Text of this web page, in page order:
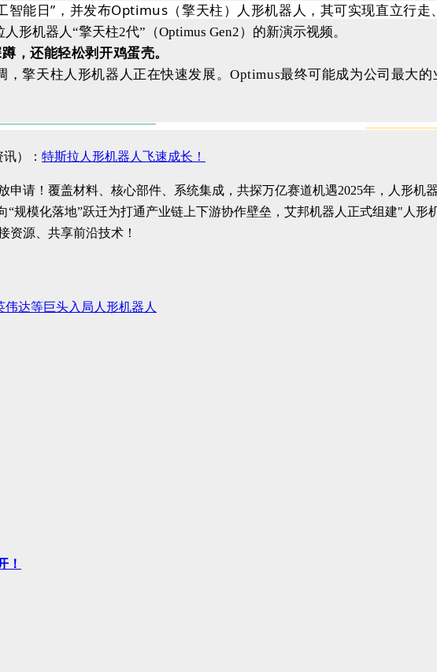
能日”，并发布Optimus（擎天柱）人形机器人，其可实现直立行
形机器人“擎天柱2代”（Optimus Gen2）的新演示视频。
，还能轻松剥开鸡蛋壳。
，擎天柱人形机器人正在快速发展。Optimus最终可能成为公司最大的
）： 特斯拉人形机器人飞速成长！
申请！覆盖材料、核心部件、系统集成，共探万亿赛道机遇​ 2025年，人形
“规模化落地”跃迁为打通产业链上下游协作壁垒，艾邦机器人正式组建"人
资源、共享前沿技术！
达等巨头入局人形机器人
！